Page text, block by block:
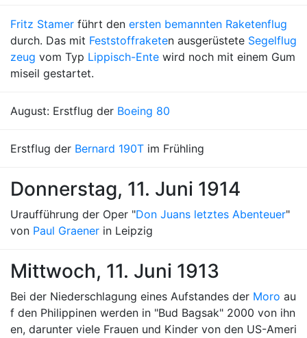
Fritz Stamer führt den ersten bemannten Raketenflug
durch. Das mit Feststoffraketen ausgerüstete Segelflug
zeug vom Typ Lippisch-Ente wird noch mit einem Gum
miseil gestartet.
August: Erstflug der Boeing 80
Erstflug der Bernard 190T im Frühling
Donnerstag, 11. Juni 1914
Uraufführung der Oper "Don Juans letztes Abenteuer"
von Paul Graener in Leipzig
Mittwoch, 11. Juni 1913
Bei der Niederschlagung eines Aufstandes der Moro au
f den Philippinen werden in "Bud Bagsak" 2000 von ihn
en, darunter viele Frauen und Kinder von den US-Ameri